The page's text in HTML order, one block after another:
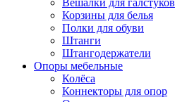
Вешалки для галстуков
Корзины для белья
Полки для обуви
Штанги
Штангодержатели
Опоры мебельные
Колёса
Коннекторы для опор